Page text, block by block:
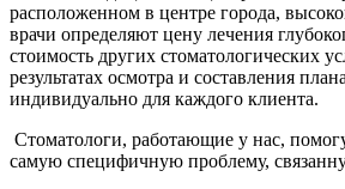
расположенном в центре города,
врачи определяют цену лечения
стоимость других стоматологических
результатах осмотра и составления
индивидуально для каждого клиента.
Стоматологи, работающие у нас,
самую специфичную проблему,